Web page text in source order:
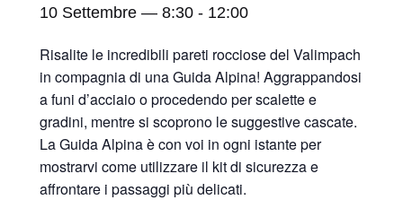
10 Settembre — 8:30 - 12:00
Risalite le incredibili pareti rocciose del Valimpach
in compagnia di una Guida Alpina! Aggrappandosi
a funi d’acciaio o procedendo per scalette e
gradini, mentre si scoprono le suggestive cascate.
La Guida Alpina è con voi in ogni istante per
mostrarvi come utilizzare il kit di sicurezza e
affrontare i passaggi più delicati.